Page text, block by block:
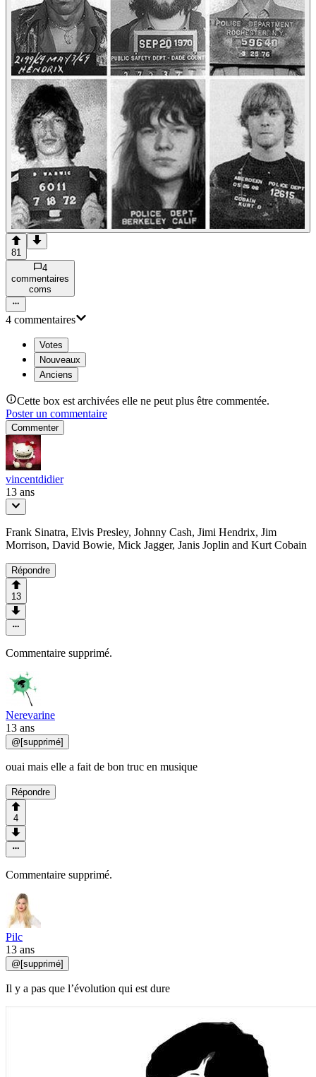
81
4
commentaires
coms
4 commentaires
Votes
Nouveaux
Anciens
Cette box est archivées elle ne peut plus être commentée.
Poster un commentaire
Commenter
vincentdidier
13 ans
Frank Sinatra, Elvis Presley, Johnny Cash, Jimi Hendrix, Jim
Morrison, David Bowie, Mick Jagger, Janis Joplin and Kurt Cobain
Répondre
13
Commentaire supprimé.
Nerevarine
13 ans
@[supprimé]
ouai mais elle a fait de bon truc en musique
Répondre
4
Commentaire supprimé.
Pilc
13 ans
@[supprimé]
Il y a pas que l’évolution qui est dure